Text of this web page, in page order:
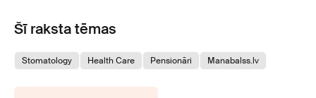
Šī raksta tēmas
Stomatology Health Care Pensionāri Manabalss.lv